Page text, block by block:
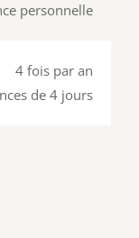
personnelle
4 fois par an
de 4 jours